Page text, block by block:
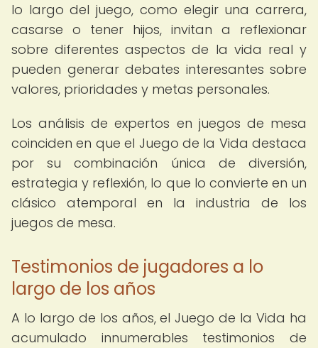
lo largo del juego, como elegir una carrera,
casarse o tener hijos, invitan a reflexionar
sobre diferentes aspectos de la vida real y
pueden generar debates interesantes sobre
valores, prioridades y metas personales.
Los análisis de expertos en juegos de mesa
coinciden en que el Juego de la Vida destaca
por su combinación única de diversión,
estrategia y reflexión, lo que lo convierte en un
clásico atemporal en la industria de los
juegos de mesa.
Testimonios de jugadores a lo
largo de los años
A lo largo de los años, el Juego de la Vida ha
acumulado innumerables testimonios de